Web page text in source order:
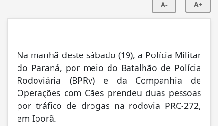
A- A+
Na manhã deste sábado (19), a Polícia Militar
do Paraná, por meio do Batalhão de Polícia
Rodoviária (BPRv) e da Companhia de
Operações com Cães prendeu duas pessoas
por tráfico de drogas na rodovia PRC-272,
em Iporã.